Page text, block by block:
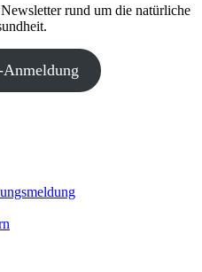
rund um die natürliche